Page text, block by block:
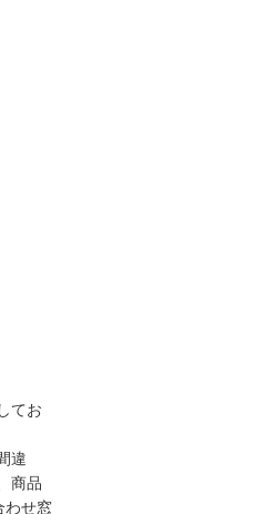
てお
違
商品
わせ窓